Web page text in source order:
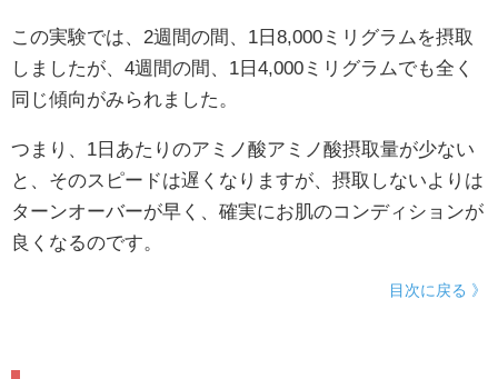
この実験では、2週間の間、1日8,000ミリグラムを摂取
しましたが、4週間の間、1日4,000ミリグラムでも全く
同じ傾向がみられました。
つまり、1日あたりのアミノ酸アミノ酸摂取量が少ない
と、そのスピードは遅くなりますが、摂取しないよりは
ターンオーバーが早く、確実にお肌のコンディションが
良くなるのです。
目次に戻る 》